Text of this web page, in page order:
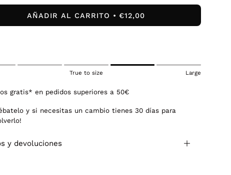
cantidad
AÑADIR AL CARRITO €12,00
True to size Large
gratis* en pedidos superiores a 50€
y si necesitas un cambio tienes 30 días para
y devoluciones